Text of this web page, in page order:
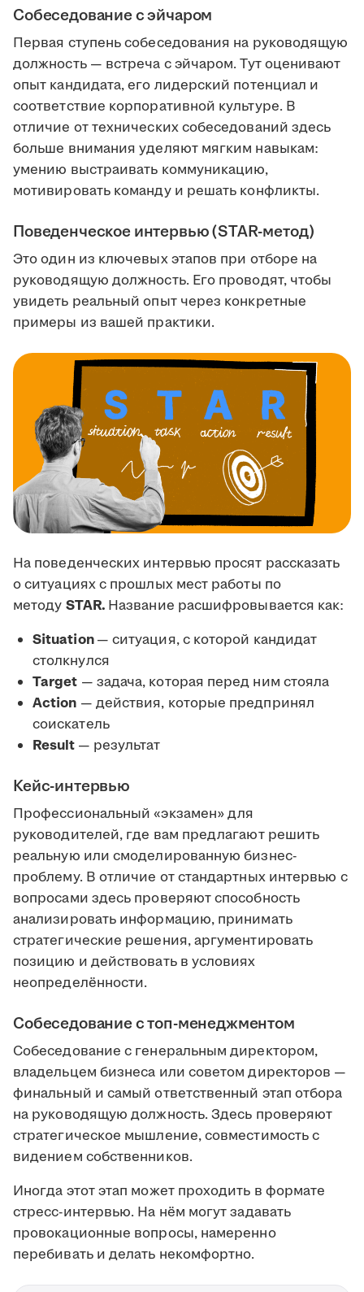
Собеседование с эйчаром
Первая ступень собеседования на руководящую
должность — встреча с эйчаром. Тут оценивают
опыт кандидата, его лидерский потенциал и
соответствие корпоративной культуре. В
отличие от технических собеседований здесь
больше внимания уделяют мягким навыкам:
умению выстраивать коммуникацию,
мотивировать команду и решать конфликты.
Поведенческое интервью (STAR-метод)
Это один из ключевых этапов при отборе на
руководящую должность. Его проводят, чтобы
увидеть реальный опыт через конкретные
примеры из вашей практики.
На поведенческих интервью просят рассказать
о ситуациях с прошлых мест работы по
методу STAR. Название расшифровывается как:
Situation— ситуация, с которой кандидат
столкнулся
Target — задача, которая перед ним стояла
Action — действия, которые предпринял
соискатель
Result — результат
Кейс-интервью
Профессиональный «экзамен» для
руководителей, где вам предлагают решить
реальную или смоделированную бизнес-
проблему. В отличие от стандартных интервью с
вопросами здесь проверяют способность
анализировать информацию, принимать
стратегические решения, аргументировать
позицию и действовать в условиях
неопределённости.
Собеседование с топ-менеджментом
Собеседование с генеральным директором,
владельцем бизнеса или советом директоров —
финальный и самый ответственный этап отбора
на руководящую должность. Здесь проверяют
стратегическое мышление, совместимость с
видением собственников.
Иногда этот этап может проходить в формате
стресс-интервью. На нём могут задавать
провокационные вопросы, намеренно
перебивать и делать некомфортно.